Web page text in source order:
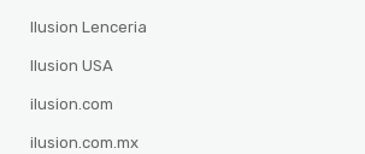
Ilusion Lenceria
Ilusion USA
ilusion.com
ilusion.com.mx